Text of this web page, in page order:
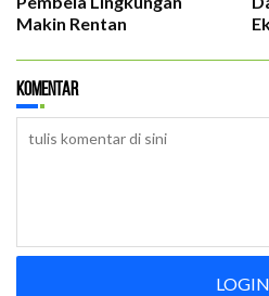
Makin Rentan
Komentar
LOGIN